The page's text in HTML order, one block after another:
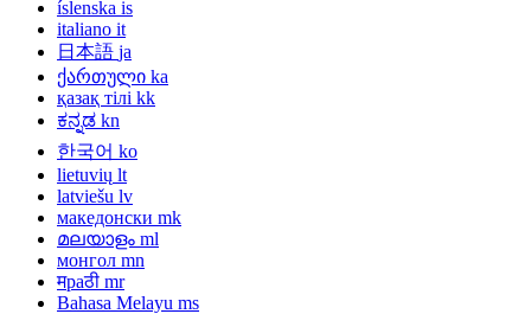
íslenska is
italiano it
日本語 ja
ქართული ka
қазақ тілі kk
ಕನ್ನಡ kn
한국어 ko
lietuvių lt
latviešu lv
македонски mk
മലയാളം ml
монгол mn
मраठी mr
Bahasa Melayu ms